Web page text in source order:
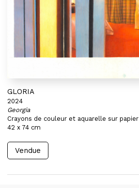
GLORIA
2024
Georgia
Crayons de couleur et aquarelle sur papier
42 x 74 cm
Vendue